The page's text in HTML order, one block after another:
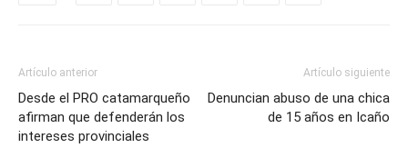
Artículo anterior
Desde el PRO catamarqueño
afirman que defenderán los
intereses provinciales
Artículo siguiente
Denuncian abuso de una chica
de 15 años en Icaño